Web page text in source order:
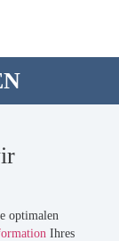
optimalen
Ihres